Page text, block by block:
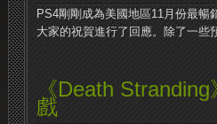
PS4剛剛成為美國地區11月份最
大家的祝賀進行了回應。除了一些
《Death
戲